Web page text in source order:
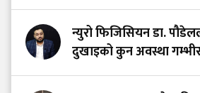
न्युरो फिजिसियन डा.
दुखाइको कुन अवस्था